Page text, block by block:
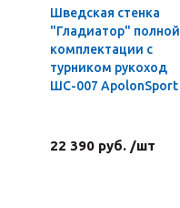
Шведская стенка
"Гладиатор" полной
комплектации с
турником рукоход
ШС-007 ApolonSport
22 390 руб. /шт